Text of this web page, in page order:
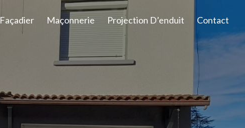
Façadier Maçonnerie Projection D’enduit Contact